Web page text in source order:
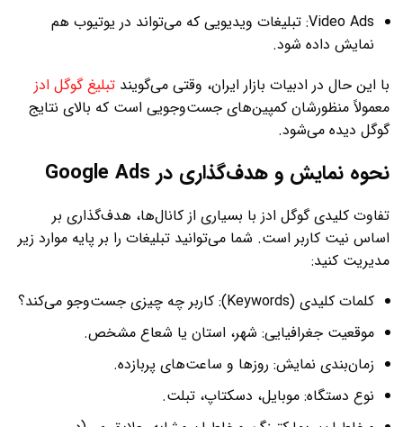
Video Ads: تبلیغات ویدیویی که می‌تواند در یوتیوب هم
نمایش داده شود.
با این حال در ادبیات بازار ایران، وقتی می‌گویند تبلیغ گوگل ادز
معمولاً منظورشان کمپین‌های جست‌وجویی است که بالای نتایج
گوگل دیده می‌شود.
نحوه نمایش و هدف‌گذاری در Google Ads
تفاوت کلیدی گوگل ادز با بسیاری از کانال‌ها، هدف‌گذاری بر
اساس نیت کاربر است. شما می‌توانید تبلیغات را بر پایه موارد زیر
مدیریت کنید:
کلمات کلیدی (Keywords): کاربر چه چیزی جست‌وجو می‌کند؟
موقعیت جغرافیایی: شهر، استان یا شعاع مشخص.
زمان‌بندی نمایش: روزها و ساعت‌های پربازده.
نوع دستگاه: موبایل، دسکتاپ، تبلت.